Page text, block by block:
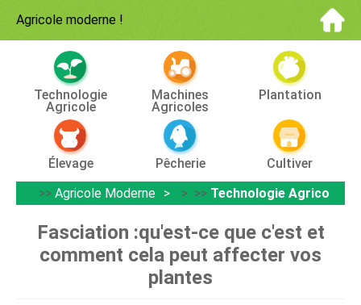
Agricole moderne !
Technologie
Agricole
Machines
Agricoles
Plantation
Élevage Pêcherie
Cultiver
>> Agricole Moderne > >> Technologie Agricole
Fasciation :qu'est-ce que c'est et
comment cela peut affecter vos
plantes